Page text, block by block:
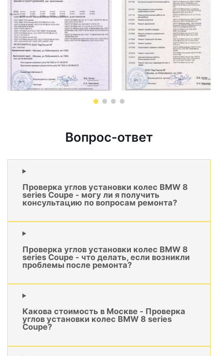
Вопрос-ответ
Проверка углов установки колес BMW 8
series Coupe - могу ли я получить
консультацию по вопросам ремонта?
Проверка углов установки колес BMW 8
series Coupe - что делать, если возникли
проблемы после ремонта?
Какова стоимость в Москве - Проверка
углов установки колес BMW 8 series
Coupe?